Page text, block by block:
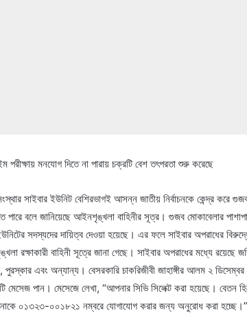
পরীক্ষায় মনযোগ দিতে না পারায় চক্রটি বেশ তৎপরতা শুরু করেছে
সাইবার ইউনিট বেশিরভাগই আসন্ন জাতীয় নির্বাচনকে কেন্দ্র করে
পারে বলে জানিয়েছে আইনশৃঙ্খলা বাহিনীর সূত্র। গুজব মোকাবেলার
ইউনিটের সদস্যদের দায়িত্ব দেওয়া হয়েছে। এর ফলে সাইবার অপরাধের
রক্ষাকারী বাহিনী সূত্রে জানা গেছে। সাইবার অপরাধের মধ্যে রয়েছে
এবং অন্যান্য। বেসরকারি চাকরিজীবী জাহাঙ্গীর আলম ২
পান। মেসেজে লেখা, “আপনার সিভি সিলেক্ট করা হয়েছে। বেতন
০১৩২৩-০০১৮২১ নম্বরে যোগাযোগ করার জন্য অনুরোধ করা হচ্ছে।”